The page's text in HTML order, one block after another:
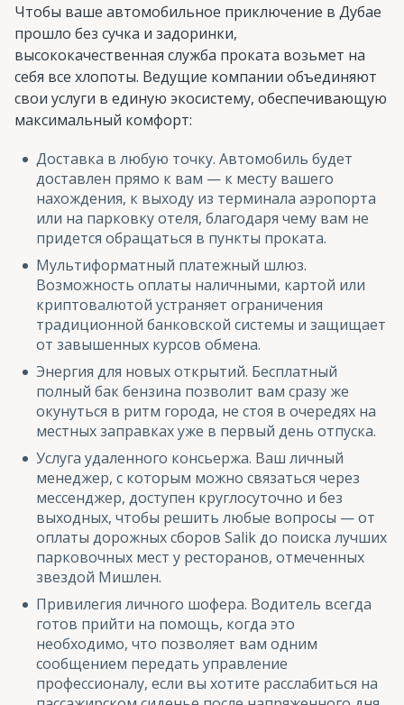
Чтобы ваше автомобильное приключение в Дубае
прошло без сучка и задоринки,
высококачественная служба проката возьмет на
себя все хлопоты. Ведущие компании объединяют
свои услуги в единую экосистему, обеспечивающую
максимальный комфорт:
Доставка в любую точку. Автомобиль будет
доставлен прямо к вам — к месту вашего
нахождения, к выходу из терминала аэропорта
или на парковку отеля, благодаря чему вам не
придется обращаться в пункты проката.
Мультиформатный платежный шлюз.
Возможность оплаты наличными, картой или
криптовалютой устраняет ограничения
традиционной банковской системы и защищает
от завышенных курсов обмена.
Энергия для новых открытий. Бесплатный
полный бак бензина позволит вам сразу же
окунуться в ритм города, не стоя в очередях на
местных заправках уже в первый день отпуска.
Услуга удаленного консьержа. Ваш личный
менеджер, с которым можно связаться через
мессенджер, доступен круглосуточно и без
выходных, чтобы решить любые вопросы — от
оплаты дорожных сборов Salik до поиска лучших
парковочных мест у ресторанов, отмеченных
звездой Мишлен.
Привилегия личного шофера. Водитель всегда
готов прийти на помощь, когда это
необходимо, что позволяет вам одним
сообщением передать управление
профессионалу, если вы хотите расслабиться на